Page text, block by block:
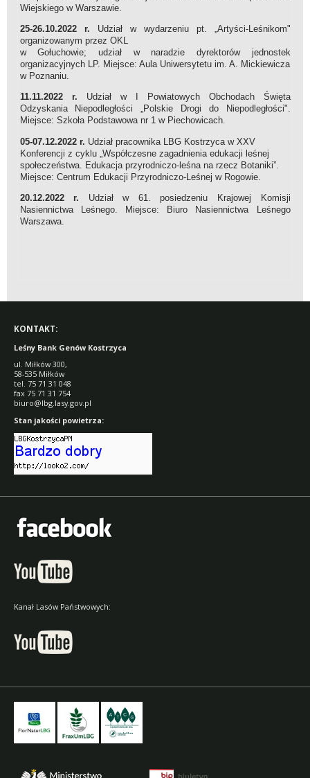
Wiejskiego w Warszawie.
25-26.10.2022 r. Udział w wydarzeniu pt. „Artyści-Leśnikom"
organizowanym przez OKL
w Gołuchowie; udział w naradzie dyrektorów jednostek
organizacyjnych LP. Miejsce: Aula Uniwersytetu im. A. Mickiewicza
w Poznaniu.
11.11.2022 r. Udział w I Powiatowych Obchodach Święta
Odzyskania Niepodległości „Polskie Drogi do Niepodległości".
Miejsce: Szkoła Podstawowa nr 1 w Piechowicach.
05-07.12.2022 r. Udział pracownika LBG Kostrzyca w XXV
Konferencji z cyklu „Współczesne zagadnienia edukacji leśnej
społeczeństwa. Edukacja przyrodniczo-leśna na rzecz Botaniki”.
Miejsce: Centrum Edukacji Przyrodniczo-Leśnej w Rogowie.
20.12.2022 r. Udział w 61. posiedzeniu Krajowej Komisji
Nasiennictwa Leśnego. Miejsce: Biuro Nasiennictwa Leśnego
Warszawa.
KONTAKT:
Leśny Bank Genów Kostrzyca
ul. Miłków 300,
58-535 Miłków
tel. 75 71 31 048
fax 75 71 31 754
biuro@lbg.lasy.gov.pl
Stan jakości powietrza:
Kanał Lasów Państwowych: